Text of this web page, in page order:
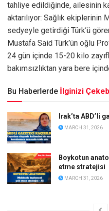
tahliye edildiğinde, ailesinin
aktarılıyor: Sağlık ekiplerinin
sedyeyle getirdiği Türk’ü
Mustafa Said Türk’ün oğlu
24 gün içinde 15-20 kilo
bakımsızlıktan yara bere
Bu Haberlerde İlginizi
Irak’ta ABD’li
MARCH 31, 2026
Boykotun
etme stratejisi
MARCH 31, 2026